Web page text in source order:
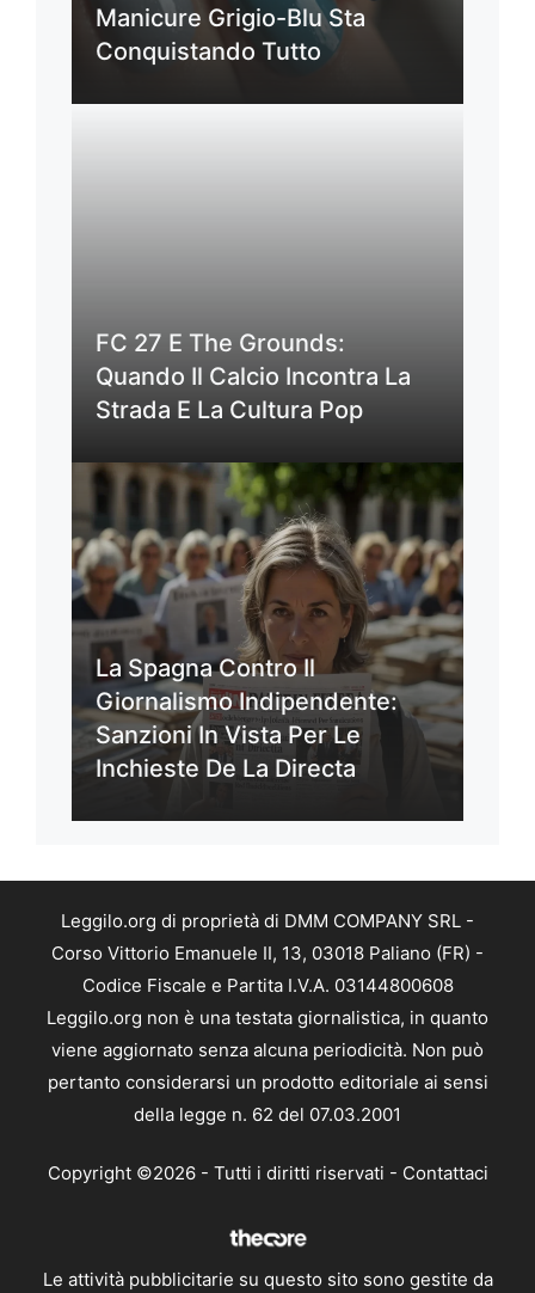
Manicure Grigio-Blu Sta
Conquistando Tutto
FC 27 E The Grounds:
Quando Il Calcio Incontra La
Strada E La Cultura Pop
La Spagna Contro Il
Giornalismo Indipendente:
Sanzioni In Vista Per Le
Inchieste De La Directa
Leggilo.org di proprietà di DMM COMPANY SRL -
Corso Vittorio Emanuele II, 13, 03018 Paliano (FR) -
Codice Fiscale e Partita I.V.A. 03144800608
Leggilo.org non è una testata giornalistica, in quanto
viene aggiornato senza alcuna periodicità. Non può
pertanto considerarsi un prodotto editoriale ai sensi
della legge n. 62 del 07.03.2001
Copyright ©2026 - Tutti i diritti riservati - Contattaci
Le attività pubblicitarie su questo sito sono gestite da